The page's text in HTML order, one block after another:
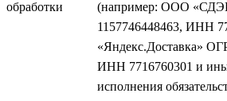
обработки
(например: ООО
1157746448463, ИНН
«Яндекс.Доставка»
ИНН 7716760301 и
исполнения